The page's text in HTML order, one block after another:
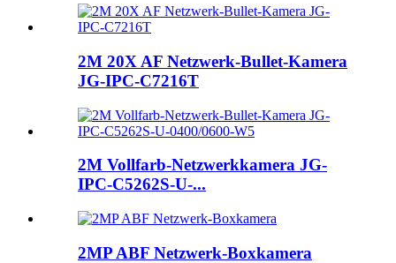
2M 20X AF Netzwerk-Bullet-Kamera
JG-IPC-C7216T
2M Vollfarb-Netzwerkkamera JG-
IPC-C5262S-U-...
2MP ABF Netzwerk-Boxkamera